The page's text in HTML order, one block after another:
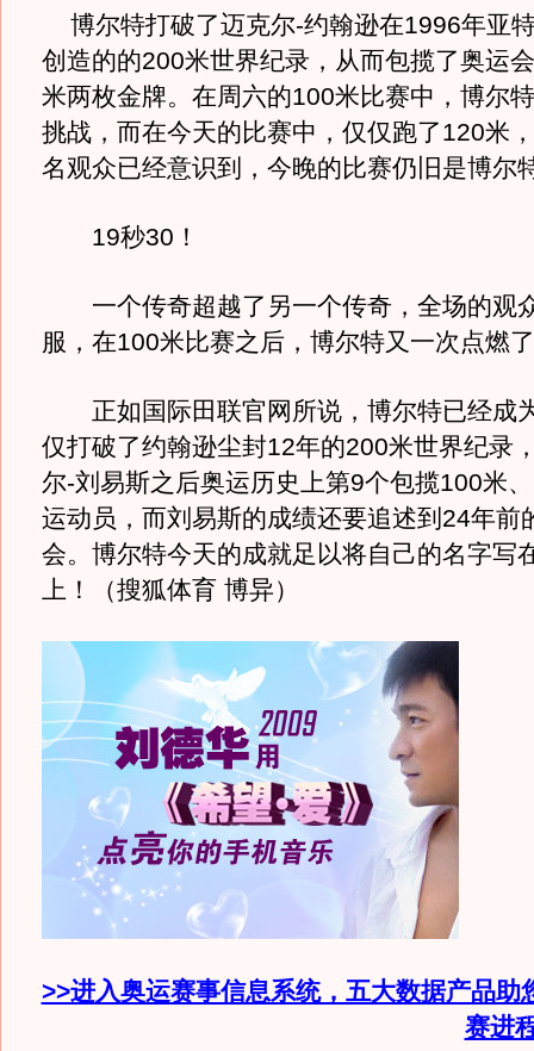
博尔特打破了迈克尔-约翰逊在1996年亚
创造的的200米世界纪录，从而包揽了奥运
米两枚金牌。在周六的100米比赛中，博尔
挑战，而在今天的比赛中，仅仅跑了120米
名观众已经意识到，今晚的比赛仍旧是博尔
19秒30！
一个传奇超越了另一个传奇，全场的观
服，在100米比赛之后，博尔特又一次点燃
正如国际田联官网所说，博尔特已经成
仅打破了约翰逊尘封12年的200米世界纪录
尔-刘易斯之后奥运历史上第9个包揽100米
运动员，而刘易斯的成绩还要追述到24年前
会。博尔特今天的成就足以将自己的名字写
上！（搜狐体育 博异）
>>进入奥运赛事信息系统，五大数据产品助
赛进